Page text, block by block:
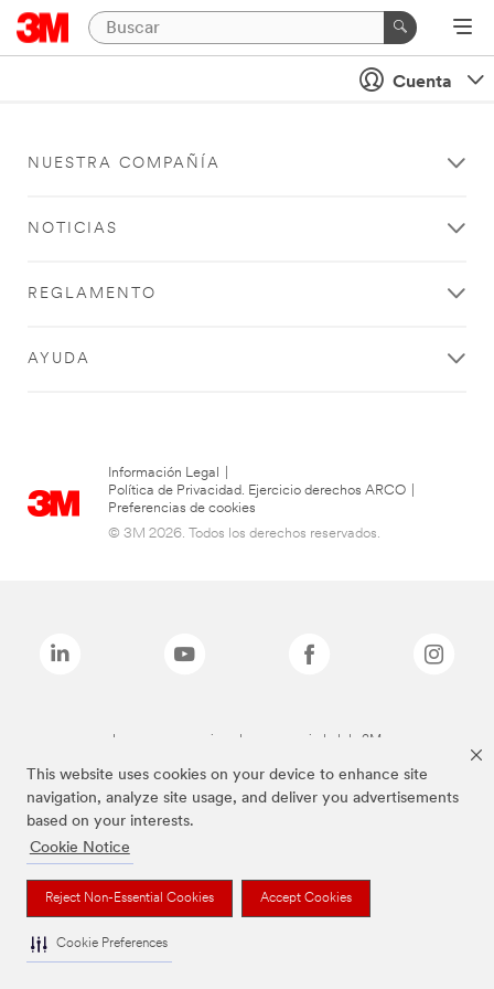
This website uses cookies on your device to enhance site
navigation, analyze site usage, and deliver you advertisements
based on your interests.
Cookie Notice
Reject Non-Essential Cookies Accept Cookies
Cookie Preferences
Cuenta
NUESTRA COMPAÑÍA
NOTICIAS
REGLAMENTO
AYUDA
Información Legal
Política de Privacidad. Ejercicio derechos ARCO
Preferencias de cookies
© 3M 2026. Todos los derechos reservados.
Las marcas mencionadas son propiedad de 3M